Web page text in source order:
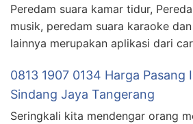
Peredam suara kamar tidur,
musik, peredam suara karaoke
lainnya merupakan aplikasi dari
0813 1907 0134 Harga Pasang
Sindang Jaya Tangerang
Seringkali kita mendengar orang